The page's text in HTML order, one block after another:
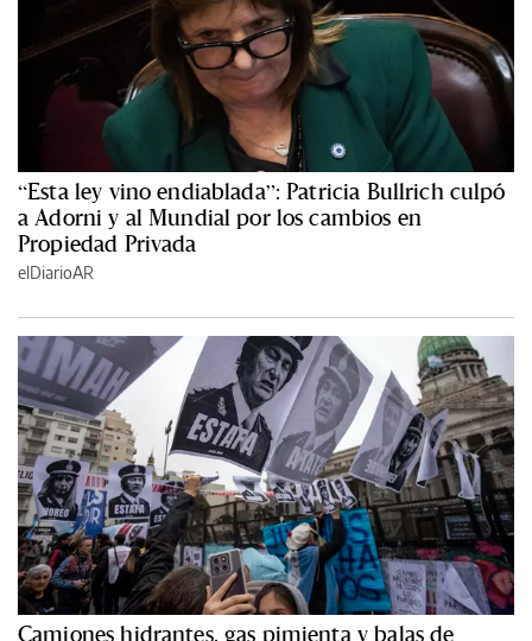
“Esta ley vino endiablada”: Patricia Bullrich culpó
a Adorni y al Mundial por los cambios en
Propiedad Privada
elDiarioAR
Camiones hidrantes, gas pimienta y balas de